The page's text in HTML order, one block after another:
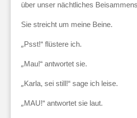
über unser nächtliches
Sie streicht um meine Beine.
„Psst!“ flüstere ich.
„Mau!“ antwortet sie.
„Karla, sei still!“ sage ich leise.
„MAU!“ antwortet sie laut.